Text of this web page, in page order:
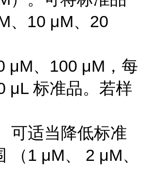
、10 μM、20
μM、100 μM，每
μL 标准品。若样
可适当降低标准
（1 μM、 2 μM、